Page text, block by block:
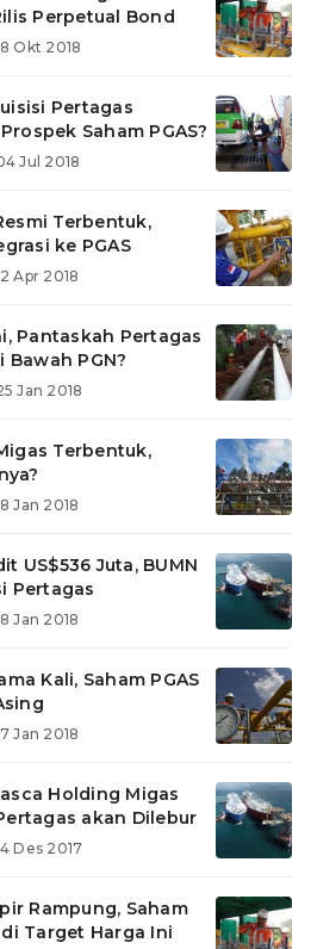
Perpetual Bond
Okt 2018
Pertagas
Saham PGAS?
Jul 2018
Terbentuk,
ke PGAS
Apr 2018
Pantaskah Pertagas
PGN?
Jan 2018
Terbentuk,
Jan 2018
US$536 Juta, BUMN
Pertagas
Jan 2018
Kali, Saham PGAS
Jan 2018
Holding Migas
akan Dilebur
Des 2017
Rampung, Saham
Target Harga Ini